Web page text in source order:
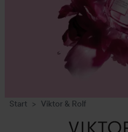
Start Viktor & Rolf